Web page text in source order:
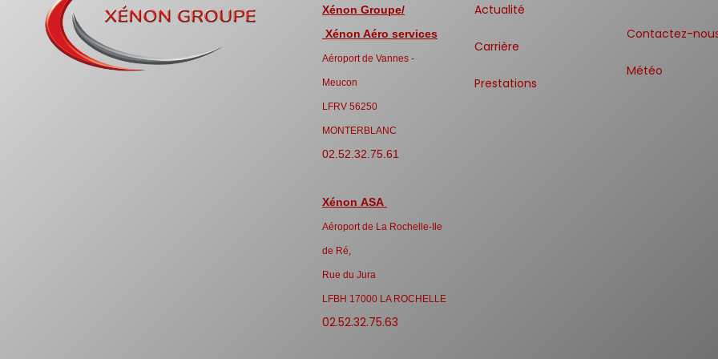
Xénon Groupe/
Xénon Aéro services
Aéroport de Vannes -
Meucon
LFRV 56250
MONTERBLANC
02.52.32.75.61
Xénon ASA
Aéroport de La Rochelle-Ile
de Ré,
Rue du Jura
LFBH 17000 LA ROCHELLE
02.52.32.75.63
Actualité
Carrière
Prestations
Contactez-
Météo